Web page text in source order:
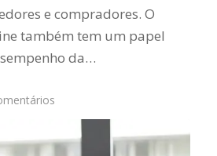
e compradores. O
também tem um papel
da…